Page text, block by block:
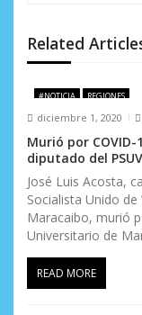
n
d
e
e
n
t
r
a
d
Related
#NOTICIA REGIONES
diciembre 1, 2020
Murió por
diputado del
José Luis Acosta,
Socialista Unido de
Maracaibo, murió
Universitario de
READ MORE